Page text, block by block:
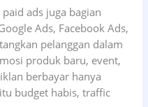
ads juga bagian
Ads, Facebook Ads,
pelanggan dalam
produk baru, event,
berbayar hanya
budget habis, traffic